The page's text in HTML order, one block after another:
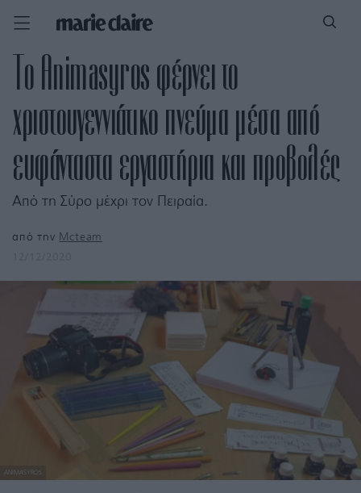
Το Animasyros φέρνει το
xριστουγεννιάτικο πνεύμα μέσα από
ευφάνταστα εργαστήρια και προβολές
Από τη Σύρο μέχρι τον Πειραία.
από την Mcteam
ANIMASYROS